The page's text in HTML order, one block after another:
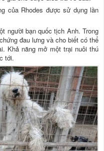
của Rhodes được sử dụng lần
người bạn quốc tịch Anh. Trong
đau lưng và cho biết có thể
Khả năng mở một trại nuôi thú
tới.